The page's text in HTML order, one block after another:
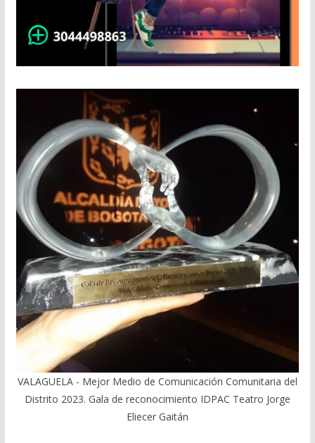
VALAGUELA - Mejor Medio de Comunicación Comunitaria del
Distrito 2023. Gala de reconocimiento IDPAC Teatro Jorge
Eliecer Gaitán